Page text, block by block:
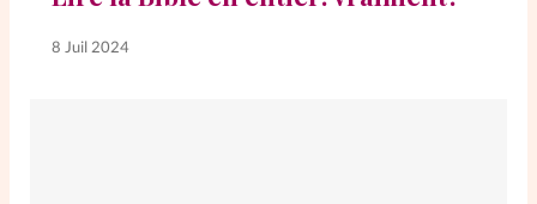
8 Juil 2024